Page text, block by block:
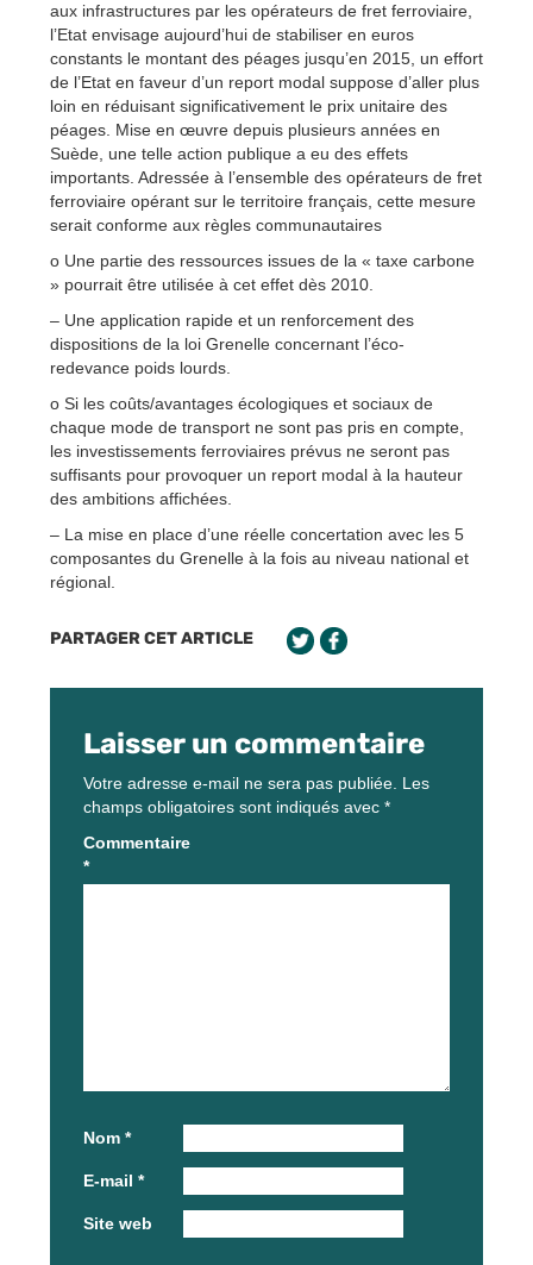
aux infrastructures par les opérateurs de fret ferroviaire,
l’Etat envisage aujourd’hui de stabiliser en euros
constants le montant des péages jusqu’en 2015, un effort
de l’Etat en faveur d’un report modal suppose d’aller plus
loin en réduisant significativement le prix unitaire des
péages. Mise en œuvre depuis plusieurs années en
Suède, une telle action publique a eu des effets
importants. Adressée à l’ensemble des opérateurs de fret
ferroviaire opérant sur le territoire français, cette mesure
serait conforme aux règles communautaires
o Une partie des ressources issues de la « taxe carbone
» pourrait être utilisée à cet effet dès 2010.
– Une application rapide et un renforcement des
dispositions de la loi Grenelle concernant l’éco-
redevance poids lourds.
o Si les coûts/avantages écologiques et sociaux de
chaque mode de transport ne sont pas pris en compte,
les investissements ferroviaires prévus ne seront pas
suffisants pour provoquer un report modal à la hauteur
des ambitions affichées.
– La mise en place d’une réelle concertation avec les 5
composantes du Grenelle à la fois au niveau national et
régional.
PARTAGER CET ARTICLE
Laisser un commentaire
Votre adresse e-mail ne sera pas publiée. Les
champs obligatoires sont indiqués avec *
Commentaire
*
Nom *
E-mail *
Site web